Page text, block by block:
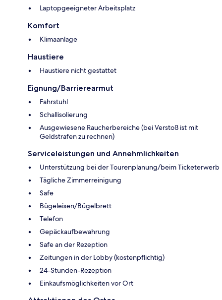
Laptopgeeigneter Arbeitsplatz
Komfort
Klimaanlage
Haustiere
Haustiere nicht gestattet
Eignung/Barrierearmut
Fahrstuhl
Schallisolierung
Ausgewiesene Raucherbereiche (bei Verstoß ist mit
Geldstrafen zu rechnen)
Serviceleistungen und Annehmlichkeiten
Unterstützung bei der Tourenplanung/beim Ticketerwerb
Tägliche Zimmerreinigung
Safe
Bügeleisen/Bügelbrett
Telefon
Gepäckaufbewahrung
Safe an der Rezeption
Zeitungen in der Lobby (kostenpflichtig)
24-Stunden-Rezeption
Einkaufsmöglichkeiten vor Ort